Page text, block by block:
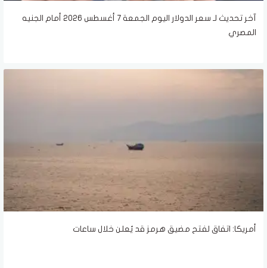
آخر تحديث لـ سعر الدولار اليوم الجمعة 7 أغسطس 2026 أمام الجنيه
المصري
أمريكا: اتفاق لفتح مضيق هرمز قد يُعلن خلال ساعات